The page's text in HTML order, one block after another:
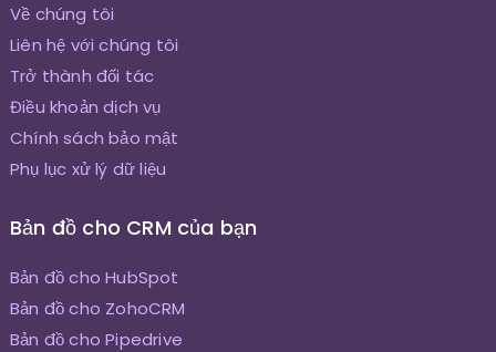
Về chúng tôi
Liên hệ với chúng tôi
Trở thành đối tác
Điều khoản dịch vụ
Chính sách bảo mật
Phụ lục xử lý dữ liệu
Bản đồ cho CRM của bạn
Bản đồ cho HubSpot
Bản đồ cho ZohoCRM
Bản đồ cho Pipedrive